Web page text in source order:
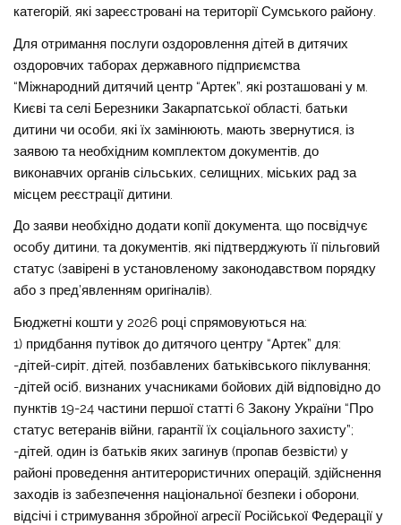
категорій, які зареєстровані на території Сумського району.
Для отримання послуги оздоровлення дітей в дитячих
оздоровчих таборах державного підприємства
“Міжнародний дитячий центр “Артек”, які розташовані у м.
Києві та селі Березники Закарпатської області, батьки
дитини чи особи, які їх замінюють, мають звернутися, із
заявою та необхідним комплектом документів, до
виконавчих органів сільських, селищних, міських рад за
місцем реєстрації дитини.
До заяви необхідно додати копії документа, що посвідчує
особу дитини, та документів, які підтверджують її пільговий
статус (завірені в установленому законодавством порядку
або з пред’явленням оригіналів).
Бюджетні кошти у 2026 році спрямовуються на:
1) придбання путівок до дитячого центру “Артек” для:
-дітей-сиріт, дітей, позбавлених батьківського піклування;
-дітей осіб, визнаних учасниками бойових дій відповідно до
пунктів 19-24 частини першої статті 6 Закону України “Про
статус ветеранів війни, гарантії їх соціального захисту”;
-дітей, один із батьків яких загинув (пропав безвісти) у
районі проведення антитерористичних операцій, здійснення
заходів із забезпечення національної безпеки і оборони,
відсічі і стримування збройної агресії Російської Федерації у